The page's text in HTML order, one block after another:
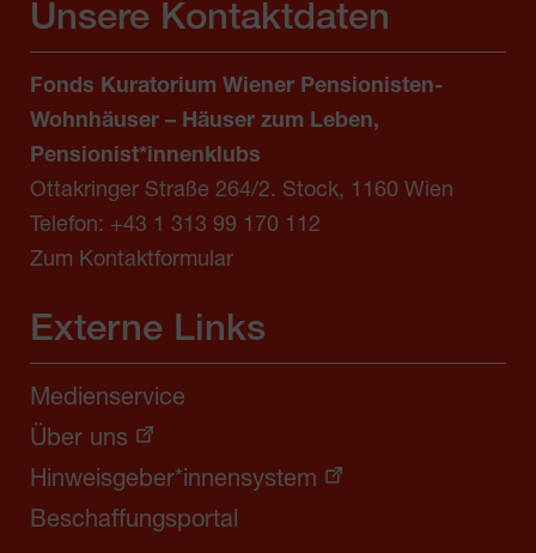
Unsere Kontaktdaten
Fonds Kuratorium Wiener Pensionisten-
Wohnhäuser – Häuser zum Leben,
Pensionist*innenklubs
Ottakringer Straße 264/2. Stock, 1160 Wien
Telefon: +43 1 313 99 170 112
Zum Kontaktformular
Externe Links
Medienservice
Über uns
Hinweisgeber*innensystem
Beschaffungsportal